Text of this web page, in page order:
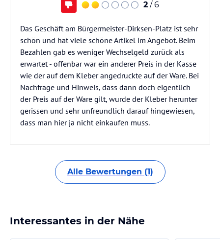
2 / 6
Das Geschäft am Bürgermeister-Dirksen-Platz ist sehr
schön und hat viele schöne Artikel im Angebot. Beim
Bezahlen gab es weniger Wechselgeld zurück als
erwartet - offenbar war ein anderer Preis in der Kasse
wie der auf dem Kleber angedruckte auf der Ware. Bei
Nachfrage und Hinweis, dass dann doch eigentlich
der Preis auf der Ware gilt, wurde der Kleber herunter
gerissen und sehr unfreundlich darauf hingewiesen,
dass man hier ja nicht einkaufen muss.
Alle Bewertungen (1)
Interessantes in der Nähe